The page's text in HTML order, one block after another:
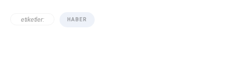
etiketler: HABER